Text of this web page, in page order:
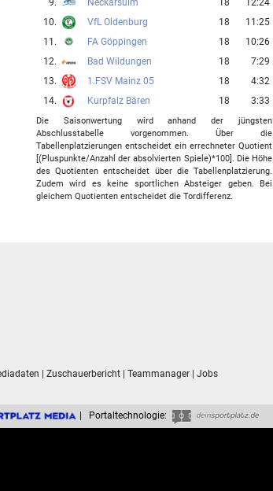
9.
Neckarsulm 18
12:24
10.
VfL Oldenburg 18
11:25
11.
FA Göppingen 18
10:26
12.
Bad Wildungen 18
7:29
13.
1.FSV Mainz 05 18
4:32
14.
Kurpfalz Bären 18 3:33
Die Saisonwertung wird anhand der jüngsten
Abschlusstabelle vorgenommen. Über die
Tabellenplatzierungen entscheidet ein errechneter Quotient
[(Pluspunkte/Anzahl der absolvierten Spiele)*100]. Die Höhe
des Quotienten entscheidet über die Tabellenplatzierung.
Zudem wird es keine sportlichen Absteiger geben. Bei
gleichem Quotienten entscheidet die Tordifferenz.
| Zuschauerbericht | Teammanager | Jobs
| Portaltechnologie: